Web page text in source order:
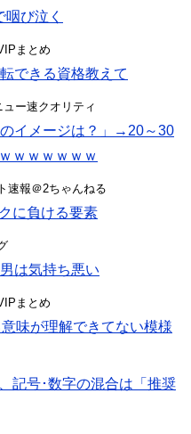
び泣く
まとめ
できる資格教えて
ー速クオリティ
のイメージは？」→20～30
ｗｗｗｗｗｗ
速報＠2ちゃんねる
に負ける要素
は気持ち悪い
まとめ
味が理解できてない模様
記号･数字の混合は「推奨